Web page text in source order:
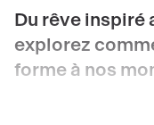
Du rêve
explorez
forme à nos